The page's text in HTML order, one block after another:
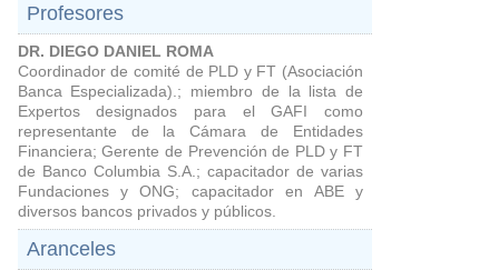
Profesores
DR. DIEGO DANIEL ROMA
Coordinador de comité de PLD y FT (Asociación
Banca Especializada).; miembro de la lista de
Expertos designados para el GAFI como
representante de la Cámara de Entidades
Financiera; Gerente de Prevención de PLD y FT
de Banco Columbia S.A.; capacitador de varias
Fundaciones y ONG; capacitador en ABE y
diversos bancos privados y públicos.
Aranceles